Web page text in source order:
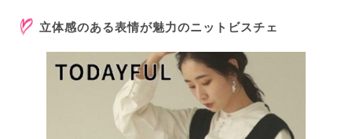
立体感のある表情が魅力のニットビスチェ